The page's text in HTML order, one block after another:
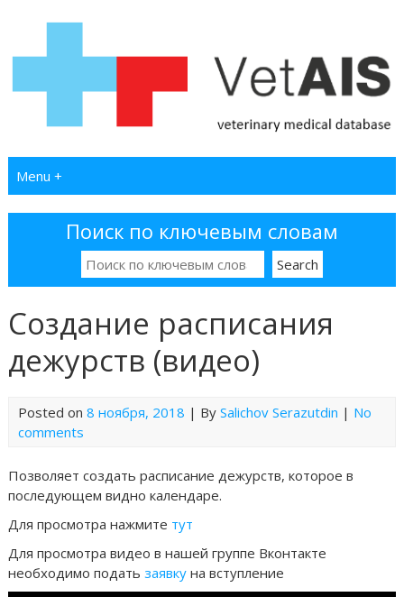
Menu +
Поиск по ключевым словам
Создание расписания
дежурств (видео)
Posted on 8 ноября, 2018 | By Salichov Serazutdin | No
comments
Позволяет создать расписание дежурств, которое в
последующем видно календаре.
Для просмотра нажмите тут
Для просмотра видео в нашей группе Вконтакте
необходимо подать заявкуна вступление